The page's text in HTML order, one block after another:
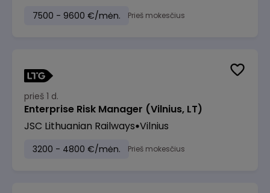
7500 - 9600 €/mėn. Prieš mokesčius
prieš 1 d.
Enterprise Risk Manager (Vilnius, LT)
JSC Lithuanian Railways Vilnius
3200 - 4800 €/mėn. Prieš mokesčius